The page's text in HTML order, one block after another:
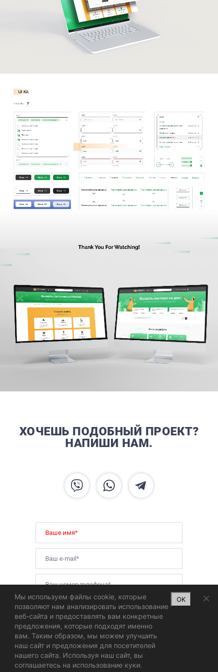
ХОЧЕШЬ ПОДОБНЫЙ ПРОЕКТ?
НАПИШИ НАМ.
Website Design for an E-currency Exchange
Service
Мы используем файлы cookie, которые
позволяют нам анализировать использование
веб-сайта и предоставлять вам конкретные
предложения, которые подходят именно
вам. Таким образом, мы можем улучшить
наш сайт и предложения для посетителей
нашего сайта. Используя наш сайт, вы
соглашаетесь на использование куки.
OK